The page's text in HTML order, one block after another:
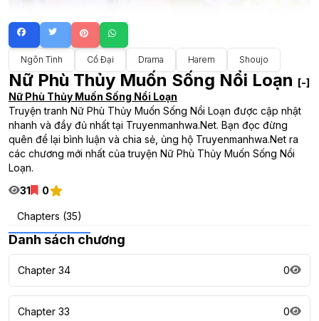
Ngôn Tình Cổ Đại Drama Harem Shoujo
Nữ Phù Thủy Muốn Sống Nổi Loạn [-]
Nữ Phù Thủy Muốn Sống Nổi Loạn
Truyện tranh Nữ Phù Thủy Muốn Sống Nổi Loạn được cập nhật
nhanh và đầy đủ nhất tại Truyenmanhwa.Net. Bạn đọc đừng
quên để lại bình luận và chia sẻ, ủng hộ Truyenmanhwa.Net ra
các chương mới nhất của truyện Nữ Phù Thủy Muốn Sống Nổi
Loạn.
31
0
Chapters (35)
Danh sách chương
Chapter 34 0
Chapter 33 0